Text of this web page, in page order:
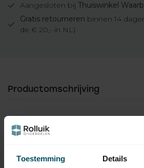
Toestemming Details
Aangesloten bij Thuiswinkel
Gratis retourneren binnen 14
de € 20,- in NL)
Productomschrijving
Hulp nodig bij het